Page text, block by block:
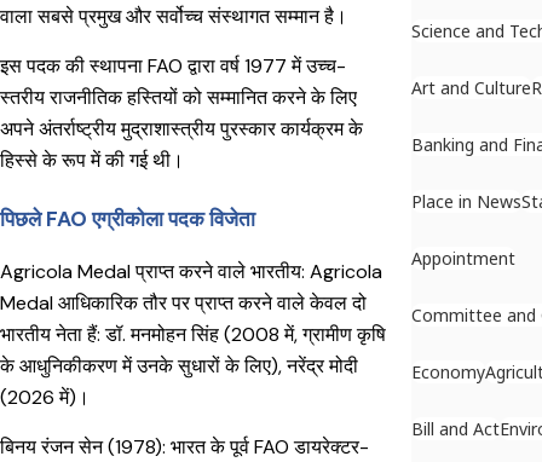
वाला सबसे प्रमुख और सर्वोच्च संस्थागत सम्मान है।
इस पदक की स्थापना FAO द्वारा वर्ष 1977 में उच्च-
स्तरीय राजनीतिक हस्तियों को सम्मानित करने के लिए
अपने अंतर्राष्ट्रीय मुद्राशास्त्रीय पुरस्कार कार्यक्रम के
हिस्से के रूप में की गई थी।
पिछले FAO एग्रीकोला पदक विजेता
Agricola Medal प्राप्त करने वाले भारतीय: Agricola
Medal आधिकारिक तौर पर प्राप्त करने वाले केवल दो
भारतीय नेता हैं: डॉ. मनमोहन सिंह (2008 में, ग्रामीण कृषि
के आधुनिकीकरण में उनके सुधारों के लिए), नरेंद्र मोदी
(2026 में)।
बिनय रंजन सेन (1978): भारत के पूर्व FAO डायरेक्टर-
Science and
Art and Culture
Banking and
Place in News
Appointment
Committee and
Economy
Bill and Act